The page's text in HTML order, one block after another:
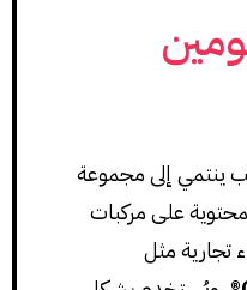
ينتمي إلى مجموعة
على مركبات
تجارية مثل